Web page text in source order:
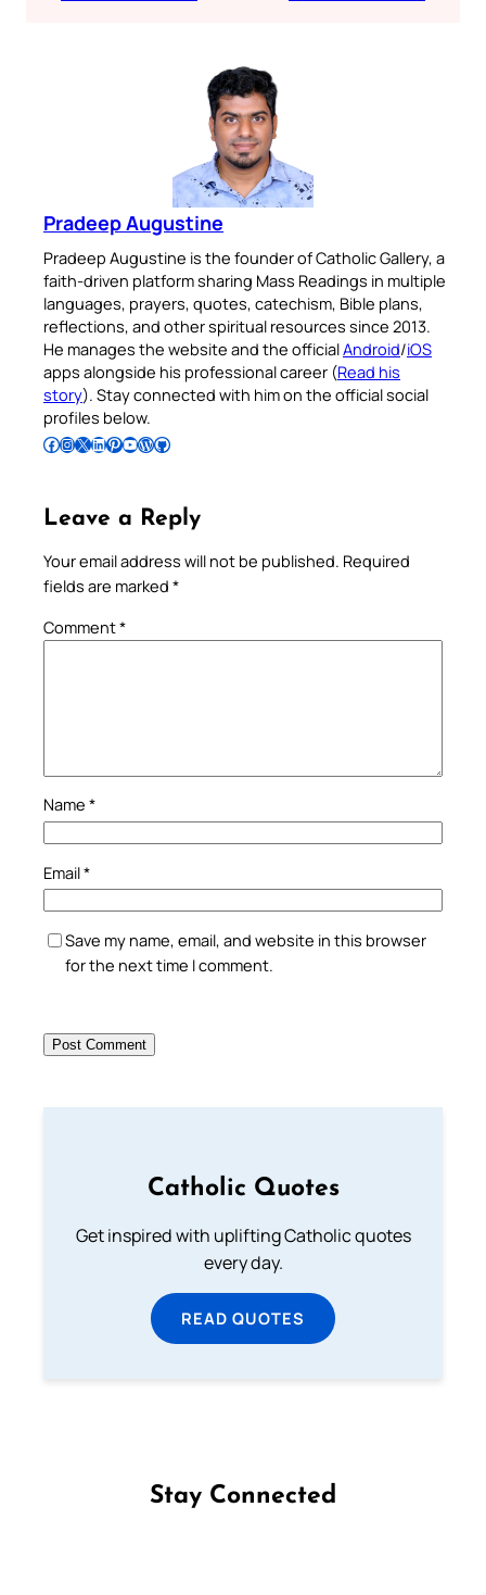
Pradeep Augustine
Pradeep Augustine is the founder of Catholic Gallery, a
faith-driven platform sharing Mass Readings in multiple
languages, prayers, quotes, catechism, Bible plans,
reflections, and other spiritual resources since 2013.
He manages the website and the officialAndroid/iOS
apps alongside his professional career (Read his
story). Stay connected with him on the official social
profiles below.
Follow Pradeep on Facebook Follow Pradeep on InstagramFollow Pradeep on X Follow Pradeep on LinkedIn Follow Pradeep on Pinterest Subscribe to Pradeep’s Youtube Channel Follow Pradeep on WordPress Follow Pradeep on GitHub
Leave a Reply
Your email address will not be published. Required
fields are marked *
Comment*
Name *
Email*
Save my name, email, and website in this browser
for the next time I comment.
Catholic Quotes
Get inspired with uplifting Catholic quotes
every day.
READ QUOTES
Stay Connected